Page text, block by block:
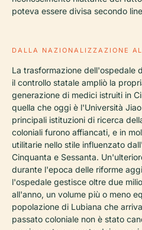
poteva essere divisa secondo
DALLA NAZIONALIZZAZIONE
La trasformazione dell'ospedale
il controllo statale ampliò la
generazione di medici istruiti in
quella che oggi è l'Università
principali istituzioni di ricerca
coloniali furono affiancati, e in
utilitarie nello stile influenzato
Cinquanta e Sessanta.
durante l'epoca delle riforme
l'ospedale gestisce oltre due
all'anno, un volume più o meno
popolazione di Lubiana che
passato coloniale non è stato